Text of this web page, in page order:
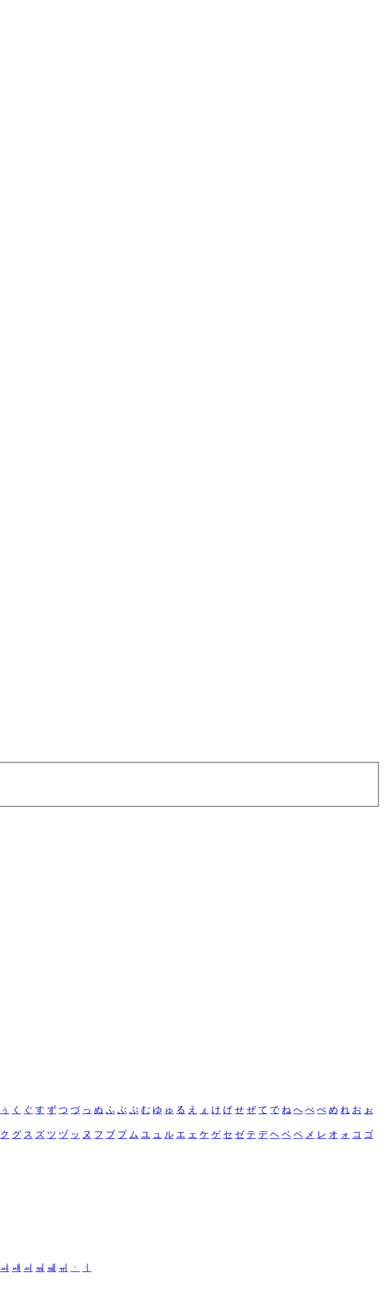
ぅ く ぐ す ず つ づ っ ぬ ふ ぶ ぷ む ゆ ゅ る え ぇ け げ せ ぜ て で ね へ べ ぺ め れ お ぉ
ク グ ス ズ ツ ヅ ッ ヌ フ ブ プ ム ユ ュ ル エ ェ ケ ゲ セ ゼ テ デ ヘ ベ ペ メ レ オ ォ コ ゴ
ㆇ ㆈ ㆉ ㆊ ㆋ ㆌ ㆍ
ㆎ